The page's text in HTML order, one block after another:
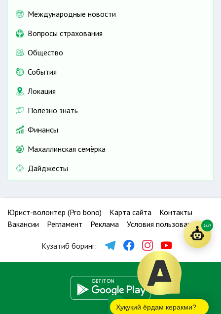
Международные новости
Вопросы страхования
Общество
События
Локация
Полезно знать
Финансы
Махаллинская семёрка
Дайджесты
Юрист-волонтер (Pro bono) Карта сайта
Контакты
Вакансии
Регламент Реклама Условия пользования
Кузатиб боринг:
Ҳуқуқий ёрдам керакми?
24/7